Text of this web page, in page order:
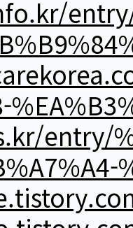
entry/
entry/